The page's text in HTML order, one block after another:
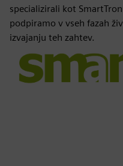
specializirali kot
podpiramo v vseh fazah
izvajanju teh zahtev.